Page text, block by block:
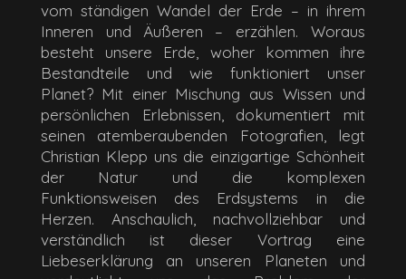
vom ständigen Wandel der Erde – in ihrem
Inneren und Äußeren – erzählen. Woraus
besteht unsere Erde, woher kommen ihre
Bestandteile und wie funktioniert unser
Planet? Mit einer Mischung aus Wissen und
persönlichen Erlebnissen, dokumentiert mit
seinen atemberaubenden Fotografien, legt
Christian Klepp uns die einzigartige Schönheit
der Natur und die komplexen
Funktionsweisen des Erdsystems in die
Herzen. Anschaulich, nachvollziehbar und
verständlich ist dieser Vortrag eine
Liebeserklärung an unseren Planeten und